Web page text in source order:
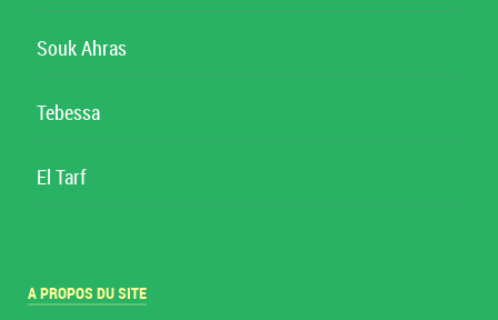
Souk Ahras
Tebessa
El Tarf
A PROPOS DU SITE